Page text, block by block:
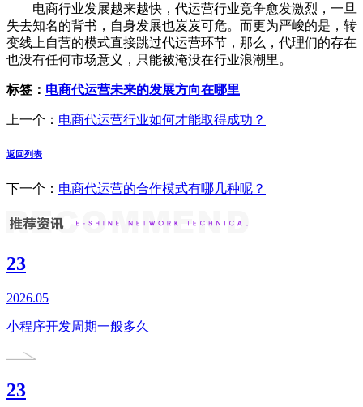
电商行业发展越来越快，代运营行业竞争愈发激烈，一旦
失去知名的背书，自身发展也岌岌可危。而更为严峻的是，转
变线上自营的模式直接跳过代运营环节，那么，代理们的存在
也没有任何市场意义，只能被淹没在行业浪潮里。
标签： 电商代运营未来的发展方向在哪里
上一个： 电商代运营行业如何才能取得成功？
返回列表
下一个： 电商代运营的合作模式有哪几种呢？
23
2026.05
小程序开发周期一般多久
23